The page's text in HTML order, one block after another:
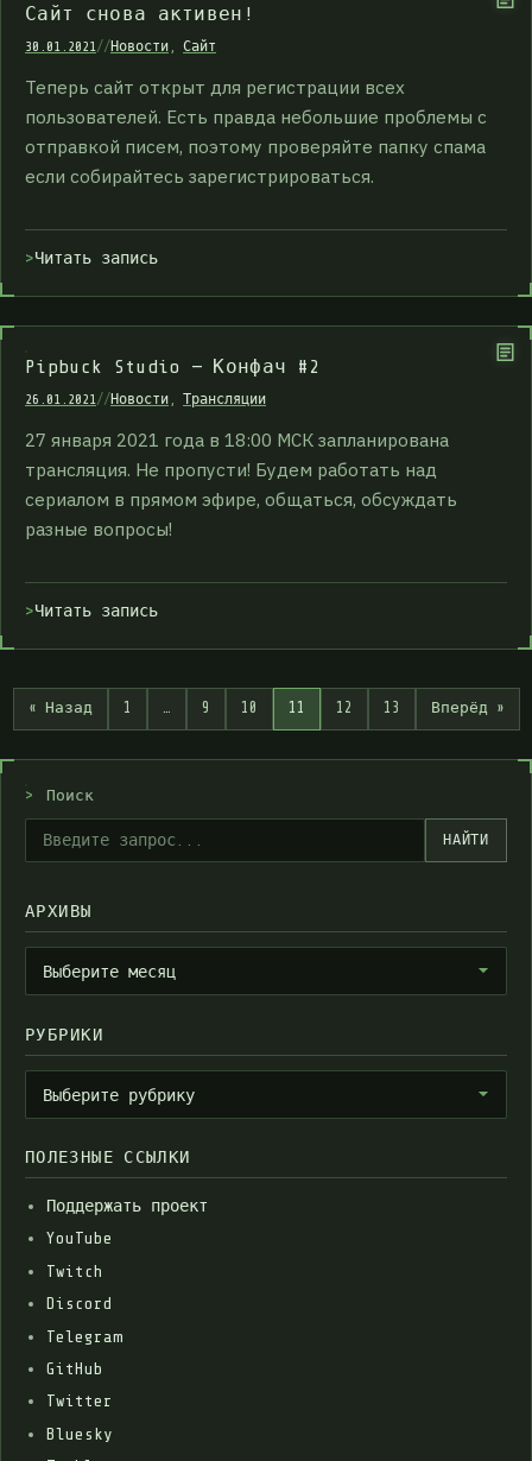
Сайт снова активен!
30.01.2021//Новости , Сайт
Теперь сайт открыт для регистрации всех
пользователей. Есть правда небольшие проблемы с
отправкой писем, поэтому проверяйте папку спама
если собирайтесь зарегистрироваться.
Читать запись
Pipbuck Studio — Конфач #2
26.01.2021//Новости , Трансляции
27 января 2021 года в 18:00 МСК запланирована
трансляция. Не пропусти! Будем работать над
сериалом в прямом эфире, общаться, обсуждать
разные вопросы!
Читать запись
« Назад 1 … 9 10 11 12 13 Вперёд »
> Поиск
НАЙТИ
АРХИВЫ
Архивы
Выберите месяц
РУБРИКИ
Рубрики
Выберите рубрику
ПОЛЕЗНЫЕ ССЫЛКИ
Поддержать проект
YouTube
Twitch
Discord
Telegram
GitHub
Twitter
Bluesky